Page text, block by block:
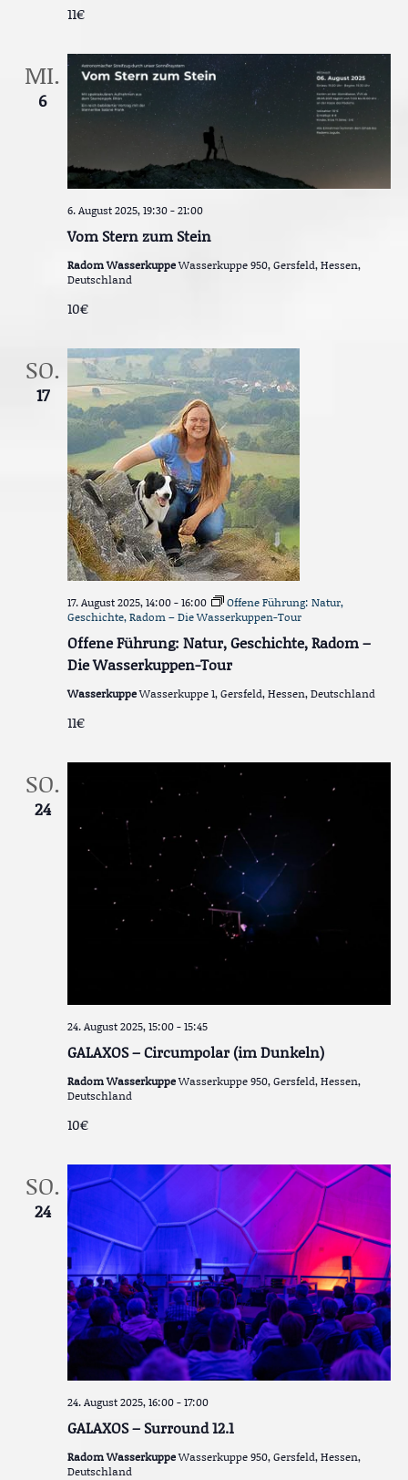
11€
MI.
6
Vom Stern zum Stein
6. August 2025, 19:30-21:00
Radom WasserkuppeWasserkuppe 950, Gersfeld, Hessen,
Deutschland
10€
SO.
17
Offene Führung: Natur, Geschichte, Radom –
Die Wasserkuppen-Tour
17. August 2025, 14:00-16:00
Offene Führung: Natur,
Geschichte, Radom – Die Wasserkuppen-Tour
WasserkuppeWasserkuppe 1, Gersfeld, Hessen, Deutschland
11€
SO.
24
GALAXOS – Circumpolar (im Dunkeln)
24. August 2025, 15:00-15:45
Radom WasserkuppeWasserkuppe 950, Gersfeld, Hessen,
Deutschland
10€
SO.
24
GALAXOS – Surround 12.1
24. August 2025, 16:00-17:00
Radom WasserkuppeWasserkuppe 950, Gersfeld, Hessen,
Deutschland